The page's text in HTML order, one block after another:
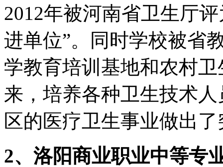
2012年被河南省卫生厅
进单位”。同时学校被省
学教育培训基地和农村
来，培养各种卫生技术
区的医疗卫生事业做出
2、洛阳商业职业中等专